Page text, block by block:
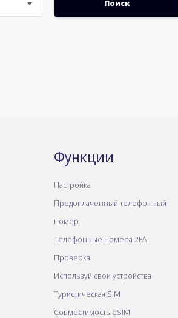
Функции
Настройка
Предоплаченный телефонный
номер
Телефонные номера 2FA
Проверка
Используй свои устройства
Туристическая SIM
Совместимость eSIM